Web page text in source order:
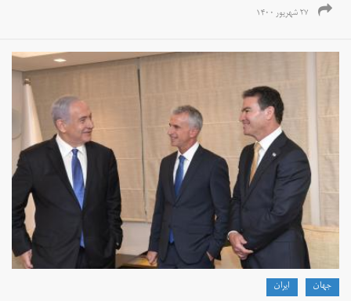
۲۷ شهریور ۱۴۰۰
جهان ايران